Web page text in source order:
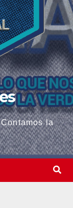
la